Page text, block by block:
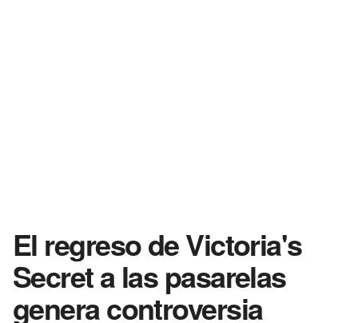
El regreso de Victoria's
Secret a las pasarelas
genera controversia